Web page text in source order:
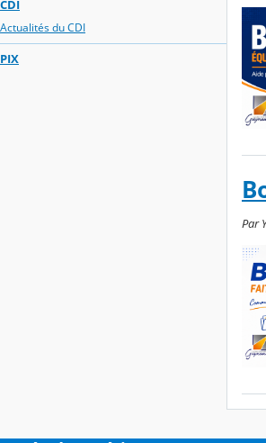
CDI
Actualités du CDI
PIX
Par